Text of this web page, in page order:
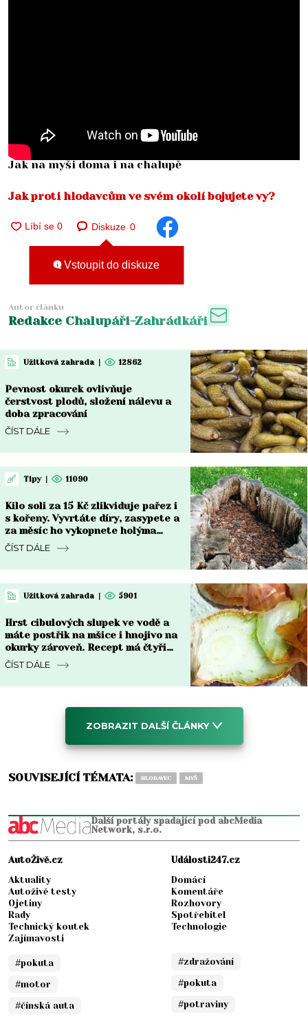
Jak na myši doma i na chalupě
Jak proti hlodavcům ve svém okolí bojujete vy?
Diskuze 0
Vstoupit do diskuze
Autor článku
Redakce Chalupáři-Zahrádkáři
Užitková zahrada | 12862
Pevnost okurek ovlivňuje
čerstvost plodů, složení nálevu a
doba zpracování
ČÍST DÁLE
Tipy | 11090
Kilo soli za 15 Kč zlikviduje pařez i
s kořeny. Vyvrtáte díry, zasypete a
za měsíc ho vykopnete holýma
rukama
ČÍST DÁLE
Užitková zahrada | 5901
Hrst cibulových slupek ve vodě a
máte postřik na mšice i hnojivo na
okurky zároveň. Recept má čtyři
kroky
ČÍST DÁLE
ZOBRAZIT DALŠÍ ČLÁNKY
SOUVISEJÍCÍ TÉMATA: HLODAVEC MYŠ
Další portály spadající pod abcMedia
Network, s.r.o.
AutoŽivě.cz
Aktuality
Autoživě testy
Ojetiny
Rady
Technický koutek
Zajímavosti
#pokuta
#motor
#čínská auta
Události247.cz
Domácí
Komentáře
Rozhovory
Spotřebitel
Technologie
#zdražování
#pokuta
#potraviny